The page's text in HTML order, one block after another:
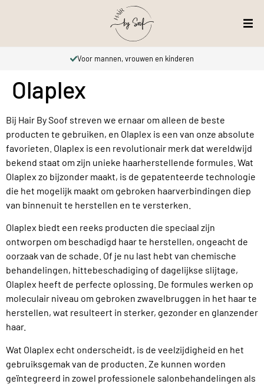
Voor mannen, vrouwen en kinderen
Olaplex
Bij Hair By Soof streven we ernaar om alleen de beste
producten te gebruiken, en Olaplex is een van onze absolute
favorieten. Olaplex is een revolutionair merk dat wereldwijd
bekend staat om zijn unieke haarherstellende formules. Wat
Olaplex zo bijzonder maakt, is de gepatenteerde technologie
die het mogelijk maakt om gebroken haarverbindingen diep
van binnenuit te herstellen en te versterken.
Olaplex biedt een reeks producten die speciaal zijn
ontworpen om beschadigd haar te herstellen, ongeacht de
oorzaak van de schade. Of je nu last hebt van chemische
behandelingen, hittebeschadiging of dagelijkse slijtage,
Olaplex heeft de perfecte oplossing. De formules werken op
moleculair niveau om gebroken zwavelbruggen in het haar te
herstellen, wat resulteert in sterker, gezonder en glanzender
haar.
Wat Olaplex echt onderscheidt, is de veelzijdigheid en het
gebruiksgemak van de producten. Ze kunnen worden
geïntegreerd in zowel professionele salonbehandelingen als